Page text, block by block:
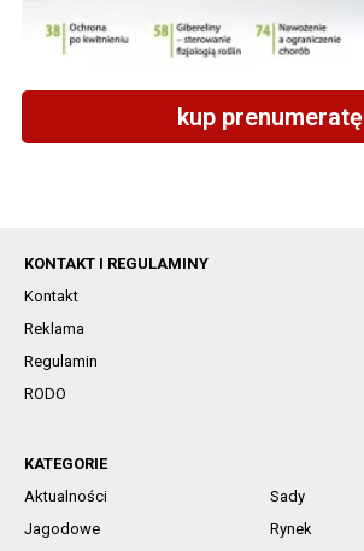
kup prenumeratę
KONTAKT I REGULAMINY
Kontakt
Reklama
Regulamin
RODO
KATEGORIE
Aktualności
Sady
Jagodowe
Rynek